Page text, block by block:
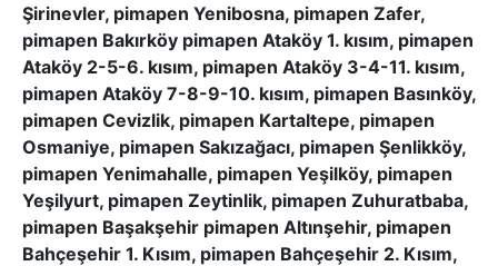
Şirinevler, pimapen Yenibosna, pimapen Zafer,
pimapen Bakırköy pimapen Ataköy 1. kısım, pimapen
Ataköy 2-5-6. kısım, pimapen Ataköy 3-4-11. kısım,
pimapen Ataköy 7-8-9-10. kısım, pimapen Basınköy,
pimapen Cevizlik, pimapen Kartaltepe, pimapen
Osmaniye, pimapen Sakızağacı, pimapen Şenlikköy,
pimapen Yenimahalle, pimapen Yeşilköy, pimapen
Yeşilyurt, pimapen Zeytinlik, pimapen Zuhuratbaba,
pimapen Başakşehir pimapen Altınşehir, pimapen
Bahçeşehir 1. Kısım, pimapen Bahçeşehir 2. Kısım,